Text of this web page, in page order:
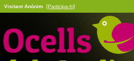
Visitant Anònim [Participa-hi]